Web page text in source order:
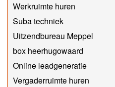
Werkruimte huren
Suba techniek
Uitzendbureau Meppel
box heerhugowaard
Online leadgeneratie
Vergaderruimte huren